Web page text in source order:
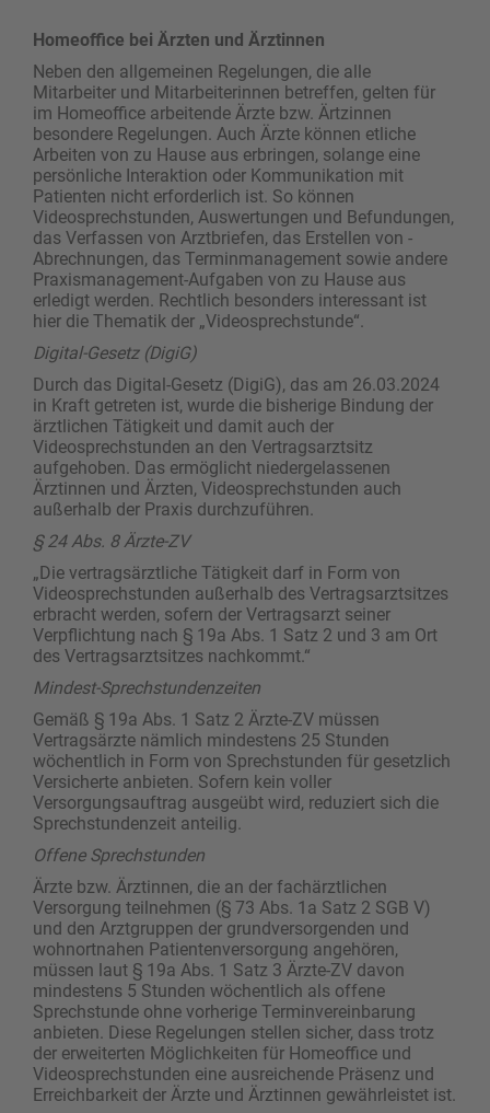
Homeoffice bei Ärzten und Ärztinnen
Neben den allgemeinen Regelungen, die alle
Mitarbeiter und Mitarbeiterinnen betreffen, gelten für
im Homeoffice arbeitende Ärzte bzw. Ärtzinnen
besondere Regelungen. Auch Ärzte können etliche
Arbeiten von zu Hause aus erbringen, solange eine
persönliche Interaktion oder Kommunikation mit
Patienten nicht erforderlich ist. So können
Videosprechstunden, Auswertungen und Befundungen,
das Verfassen von Arztbriefen, das Erstellen von ­
Abrechnungen, das Terminmanagement sowie andere
Praxismanagement-Aufgaben von zu Hause aus
erledigt werden. Rechtlich besonders interessant ist
hier die Thematik der „Videosprechstunde“.
Digital-Gesetz (DigiG)
Durch das Digital-Gesetz (DigiG), das am 26.03.2024
in Kraft getreten ist, wurde die bisherige Bindung der
ärztlichen Tätigkeit und damit auch der
Videosprechstunden an den Vertragsarztsitz
aufgehoben. Das ermöglicht niedergelassenen
Ärztinnen und Ärzten, Videosprechstunden auch
außerhalb der Praxis durchzuführen.
§ 24 Abs. 8 Ärzte-ZV
„Die vertragsärztliche Tätigkeit darf in Form von
Videosprechstunden außerhalb des Vertragsarztsitzes
erbracht werden, sofern der Vertragsarzt seiner
Verpflichtung nach § 19a Abs. 1 Satz 2 und 3 am Ort
des Vertragsarztsitzes nachkommt.“
Mindest-Sprechstundenzeiten
Gemäß § 19a Abs. 1 Satz 2 Ärzte-ZV müssen
Vertragsärzte nämlich mindestens 25 Stunden
wöchentlich in Form von Sprechstunden für gesetzlich
Versicherte anbieten. Sofern kein voller
Versorgungsauftrag ausgeübt wird, reduziert sich die
Sprechstundenzeit anteilig.
Offene Sprechstunden
Ärzte bzw. Ärztinnen, die an der fachärztlichen
Versorgung teilnehmen (§ 73 Abs. 1a Satz 2 SGB V)
und den Arztgruppen der grundversorgenden und
wohnortnahen Patientenversorgung angehören,
müssen laut § 19a Abs. 1 Satz 3 Ärzte-ZV davon
mindestens 5 Stunden wöchentlich als offene
Sprechstunde ohne vorherige Terminvereinbarung
anbieten. Diese Regelungen stellen sicher, dass trotz
der erweiterten Möglichkeiten für Homeoffice und
Videosprechstunden eine ausreichende Präsenz und
Erreichbarkeit der Ärzte und Ärztinnen gewährleistet ist.